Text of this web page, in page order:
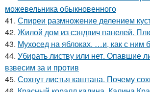
можевельника обыкновенного
41. Спиреи размножение делением
42. Жилой дом из сэндвич панелей.
43. Мухосед на яблоках. …и, как с ним
44. Убирать листву или нет. Опавшие
взвесим за и против
45. Сохнут листья каштана. Почему